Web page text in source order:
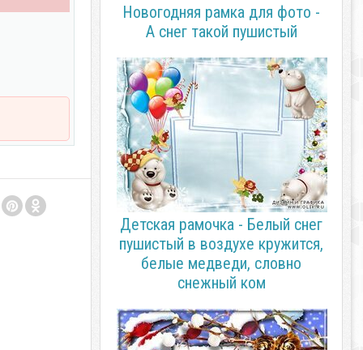
Новогодняя рамка для фото -
А снег такой пушистый
Детская рамочка - Белый снег
пушистый в воздухе кружится,
белые медведи, словно
снежный ком